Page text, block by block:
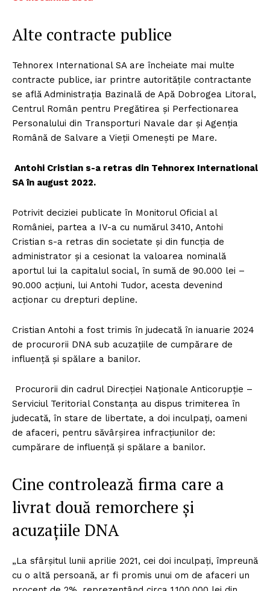
Alte contracte publice
Tehnorex International SA are încheiate mai multe
contracte publice, iar printre autoritățile contractante
se află Administrația Bazinală de Apă Dobrogea Litoral,
Centrul Român pentru Pregătirea și Perfectionarea
Personalului din Transporturi Navale dar și Agenția
Română de Salvare a Vieții Omenești pe Mare.
Antohi Cristian s-a retras din Tehnorex International
SA în august 2022.
Potrivit deciziei publicate în Monitorul Oficial al
României, partea a IV-a cu numărul 3410, Antohi
Cristian s-a retras din societate şi din funcţia de
administrator și a cesionat la valoarea nominală
aportul lui la capitalul social, în sumă de 90.000 lei –
90.000 acţiuni, lui Antohi Tudor, acesta devenind
acţionar cu drepturi depline.
Cristian Antohi a fost trimis în judecată în ianuarie 2024
de procurorii DNA sub acuzațiile de cumpărare de
influență și spălare a banilor.
Procurorii din cadrul Direcției Naționale Anticorupție –
Serviciul Teritorial Constanța au dispus trimiterea în
judecată, în stare de libertate, a doi inculpați, oameni
de afaceri, pentru săvârșirea infracțiunilor de:
cumpărare de influență și spălare a banilor.
Cine controlează firma care a
livrat două remorchere și
acuzațiile DNA
„La sfârșitul lunii aprilie 2021, cei doi inculpați, împreună
cu o altă persoană, ar fi promis unui om de afaceri un